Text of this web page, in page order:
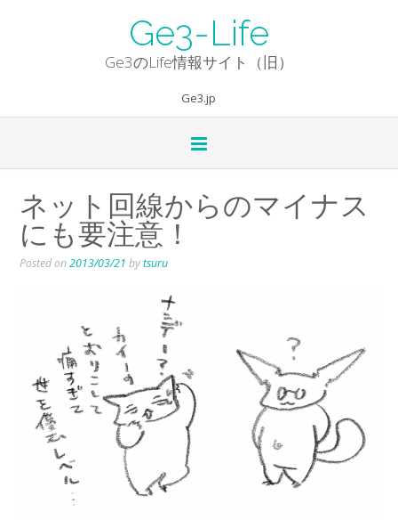
Ge3-Life
Ge3のLife情報サイト（旧）
Ge3.jp
ネット回線からのマイナス
にも要注意！
Posted on2013/03/21 bytsuru